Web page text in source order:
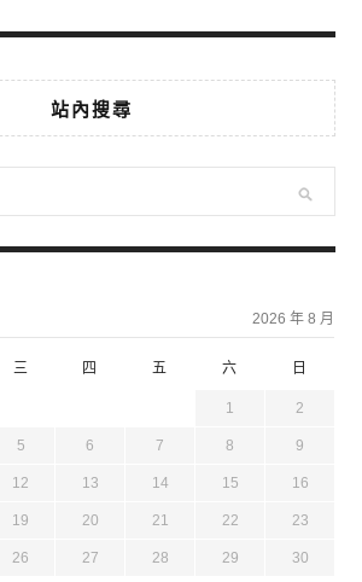
站內搜尋
2026 年 8 月
三 四 五 六 日
1 2
5 6 7 8 9
12 13 14 15 16
19 20 21 22 23
26 27 28 29 30